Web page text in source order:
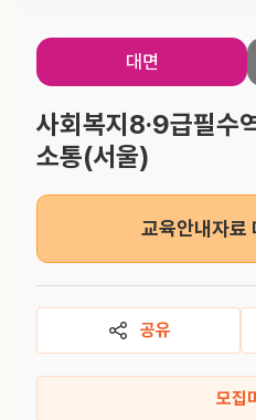
대면
사회복지8·9급필수
소통(서울)
교육안내자료
공유
모집